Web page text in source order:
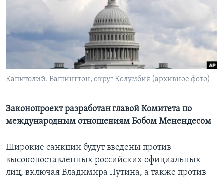
СОЦИАЛЬНЫЕ СЕТИ
Капитолий. Вашингтон, округ Колумбия (архивное фото)
Законопроект разработан главой Комитета по
международным отношениям Бобом Менендесом
Широкие санкции будут введены против
высокопоставленных российских официальных
лиц, включая Владимира Путина, а также против